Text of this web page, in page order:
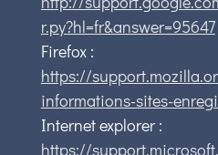
r.py?hl=fr&answer=95647
Firefox :
https://
informations-sites-
Internet explorer :
https://